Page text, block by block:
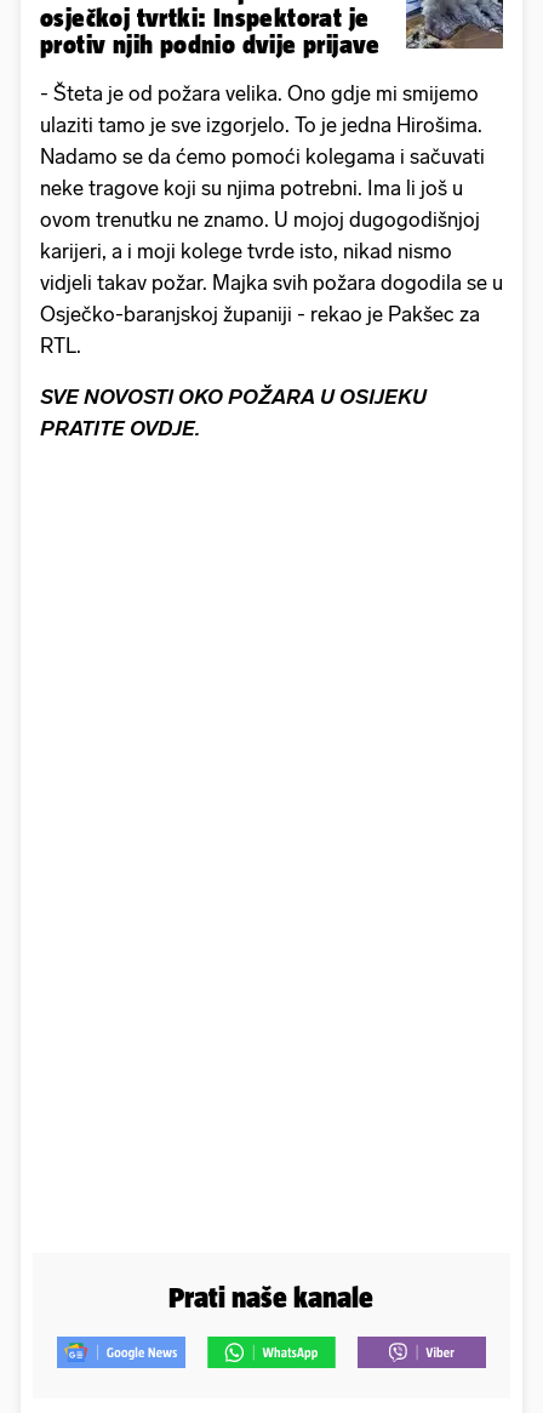
osječkoj tvrtki: Inspektorat je
protiv njih podnio dvije prijave
- Šteta je od požara velika. Ono gdje mi smijemo
ulaziti tamo je sve izgorjelo. To je jedna Hirošima.
Nadamo se da ćemo pomoći kolegama i sačuvati
neke tragove koji su njima potrebni. Ima li još u
ovom trenutku ne znamo. U mojoj dugogodišnjoj
karijeri, a i moji kolege tvrde isto, nikad nismo
vidjeli takav požar. Majka svih požara dogodila se u
Osječko-baranjskoj županiji - rekao je Pakšec za
RTL.
SVE NOVOSTI OKO POŽARA U OSIJEKU
PRATITE OVDJE.
Prati naše kanale